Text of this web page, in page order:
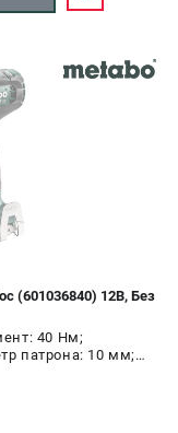
(601036840) 12В, Без
40 Нм;
патрона: 10 мм;